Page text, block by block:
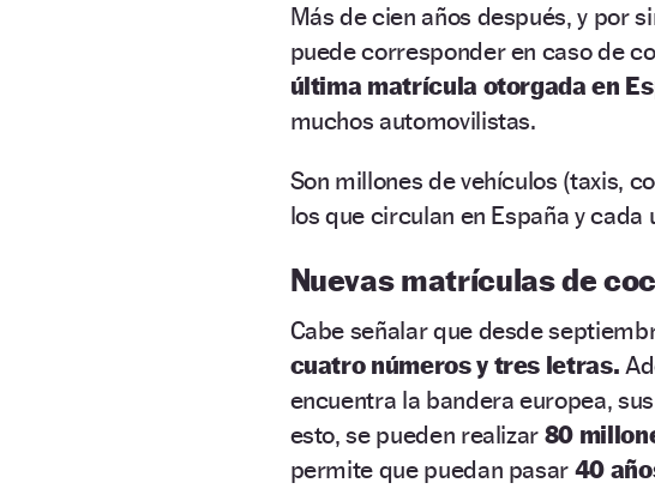
Más de cien años después, y por
puede corresponder en caso de
última matrícula otorgada en
muchos automovilistas.
Son millones de vehículos (taxis,
los que circulan en España y
Nuevas matrículas de
Cabe señalar que desde
cuatro números y tres letras.
encuentra la bandera europea,
esto, se pueden realizar 80
permite que puedan pasar 40